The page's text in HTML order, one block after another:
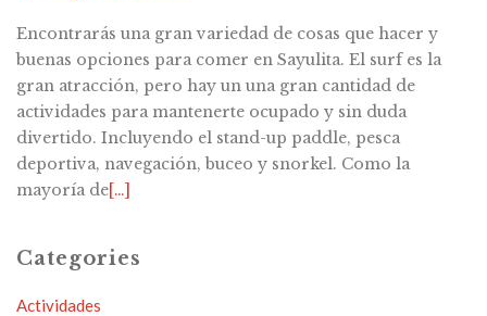
Encontrarás una gran variedad de cosas que hacer y
buenas opciones para comer en Sayulita. El surf es la
gran atracción, pero hay un una gran cantidad de
actividades para mantenerte ocupado y sin duda
divertido. Incluyendo el stand-up paddle, pesca
deportiva, navegación, buceo y snorkel. Como la
mayoría de[…]
Categories
Actividades